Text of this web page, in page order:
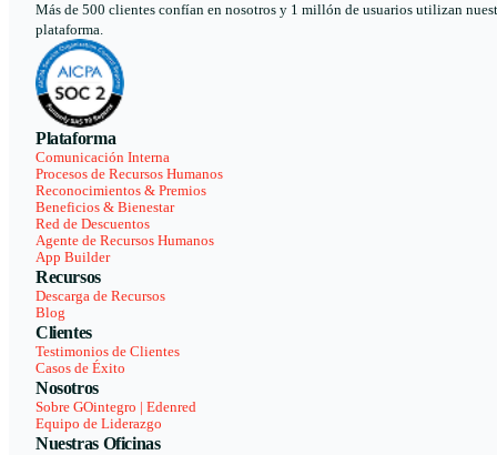
Más de 500 clientes confían en nosotros y 1 millón de usuarios utilizan
plataforma.
Plataforma
Comunicación Interna
Procesos de Recursos Humanos
Reconocimientos & Premios
Beneficios & Bienestar
Red de Descuentos
Agente de Recursos Humanos
App Builder
Recursos
Descarga de Recursos
Blog
Clientes
Testimonios de Clientes
Casos de Éxito
Nosotros
Sobre GOintegro | Edenred
Equipo de Liderazgo
Nuestras Oficinas